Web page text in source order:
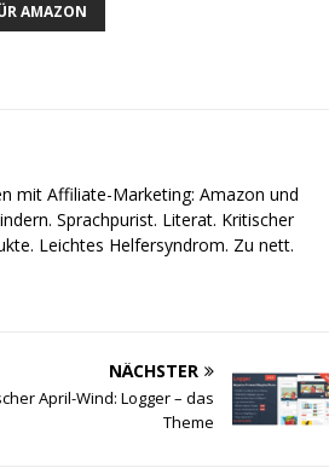
AMAZON
mit Affiliate-Marketing: Amazon und
Sprachpurist. Literat. Kritischer
Leichtes Helfersyndrom. Zu nett.
NÄCHSTER
April-Wind: Logger – das
Theme